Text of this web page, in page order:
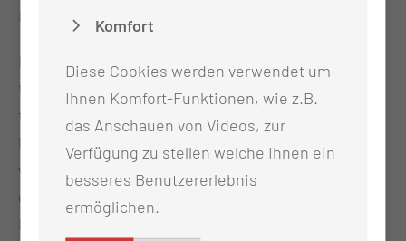
Engagement gewürdigt.
Der Ausbildungsbeginn im April ergänzt den
traditionellen Start im Oktober und ist seit Jahren
fester Bestandteil des Ausbildungskonzepts. Ziel
ist es, die Einstiege gleichmäßiger über das Jahr zu
verteilen und so kontinuierlich neue Fachkräfte für
den Arbeitsmarkt und perspektivisch auch für die
Komfort
Diese Cookies werden verwendet um
Ihnen Komfort-Funktionen, wie z.B.
das Anschauen von Videos, zur
Verfügung zu stellen welche Ihnen ein
besseres Benutzererlebnis
ermöglichen.